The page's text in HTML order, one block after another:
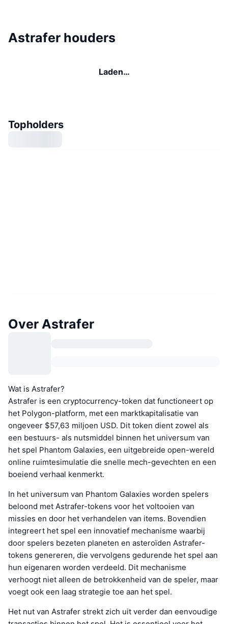
Astrafer houders
Laden…
Topholders
Over Astrafer
Wat is Astrafer?
Astrafer is een cryptocurrency-token dat functioneert op
het Polygon-platform, met een marktkapitalisatie van
ongeveer $57,63 miljoen USD. Dit token dient zowel als
een bestuurs- als nutsmiddel binnen het universum van
het spel Phantom Galaxies, een uitgebreide open-wereld
online ruimtesimulatie die snelle mech-gevechten en een
boeiend verhaal kenmerkt.
In het universum van Phantom Galaxies worden spelers
beloond met Astrafer-tokens voor het voltooien van
missies en door het verhandelen van items. Bovendien
integreert het spel een innovatief mechanisme waarbij
door spelers bezeten planeten en asteroïden Astrafer-
tokens genereren, die vervolgens gedurende het spel aan
hun eigenaren worden verdeeld. Dit mechanisme
verhoogt niet alleen de betrokkenheid van de speler, maar
voegt ook een laag strategie toe aan het spel.
Het nut van Astrafer strekt zich uit verder dan eenvoudige